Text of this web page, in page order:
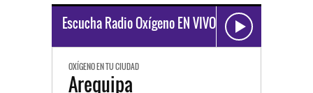
Escucha Radio Oxígeno EN VIVO
OXÍGENO EN TU CIUDAD
Arequipa